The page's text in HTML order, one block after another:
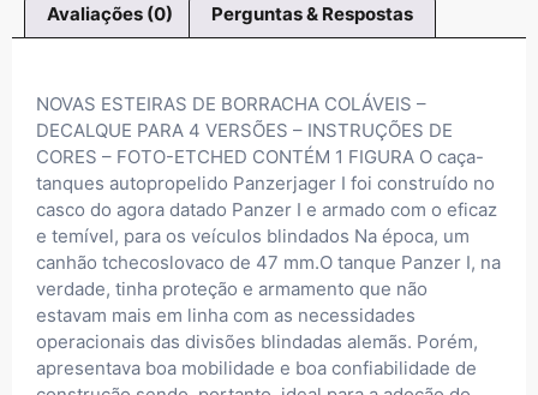
Avaliações (0) Perguntas & Respostas
NOVAS ESTEIRAS DE BORRACHA COLÁVEIS –
DECALQUE PARA 4 VERSÕES – INSTRUÇÕES DE
CORES – FOTO-ETCHED CONTÉM 1 FIGURA O caça-
tanques autopropelido Panzerjager I foi construído no
casco do agora datado Panzer I e armado com o eficaz
e temível, para os veículos blindados Na época, um
canhão tchecoslovaco de 47 mm.O tanque Panzer I, na
verdade, tinha proteção e armamento que não
estavam mais em linha com as necessidades
operacionais das divisões blindadas alemãs. Porém,
apresentava boa mobilidade e boa confiabilidade de